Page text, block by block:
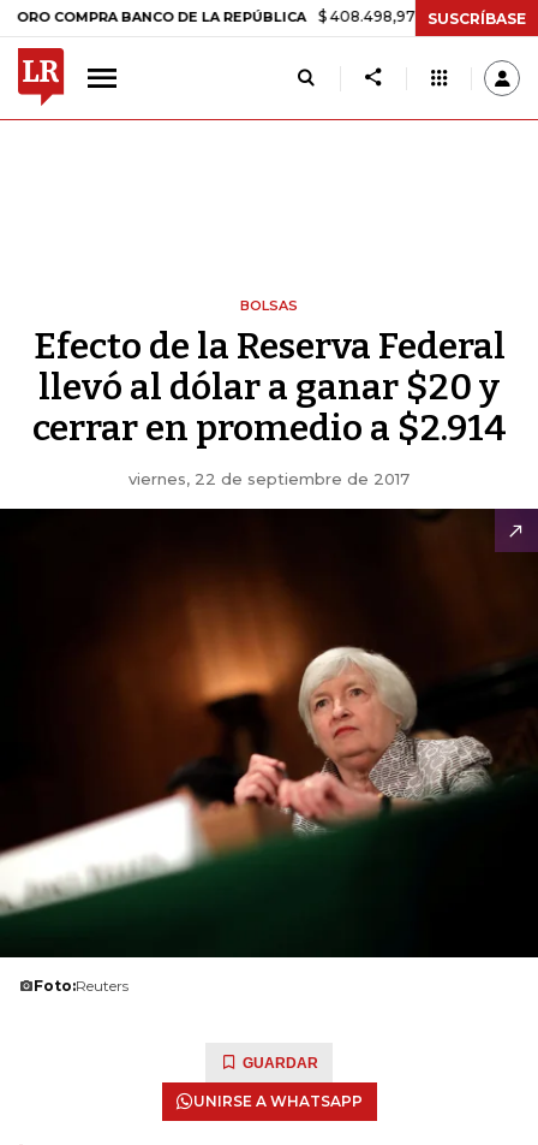
BANCO DE LA REPÚBLICA $ 408.498,97 +$ 8.753,81 +2,19%
SUSCRÍBASE
BOLSAS
Efecto de la Reserva Federal
llevó al dólar a ganar $20 y
cerrar en promedio a $2.914
viernes, 22 de septiembre de 2017
Foto:Reuters
GUARDAR
UNIRSE A WHATSAPP